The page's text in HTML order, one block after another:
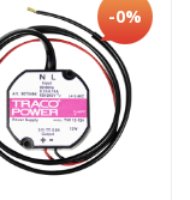
-0%